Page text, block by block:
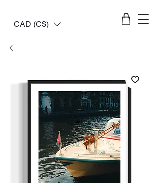
CAD (C$)